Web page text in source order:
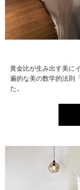
黄金比が生み出す美に
遍的な美の数学的法則
た。